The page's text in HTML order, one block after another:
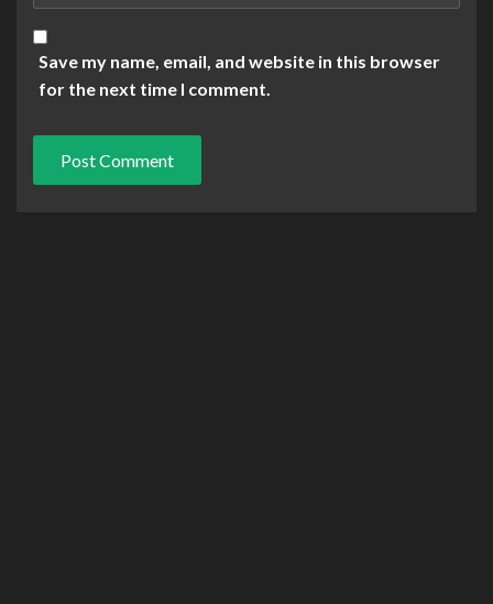
Save my name, email, and website in this browser
for the next time I comment.